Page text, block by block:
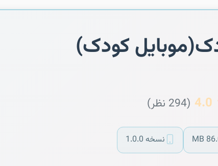
کودک)
4.0 (294 نظر)
نسخه 1.0.0